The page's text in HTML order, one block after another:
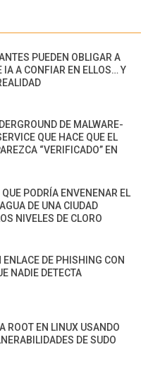
PUEDEN OBLIGAR A
IA A CONFIAR EN ELLOS… Y
DE MALWARE-
QUE HACE QUE EL
“VERIFICADO” EN
QUE PODRÍA ENVENENAR EL
DE UNA CIUDAD
NIVELES DE CLORO
ENLACE DE PHISHING CON
NADIE DETECTA
ROOT EN LINUX USANDO
DE SUDO